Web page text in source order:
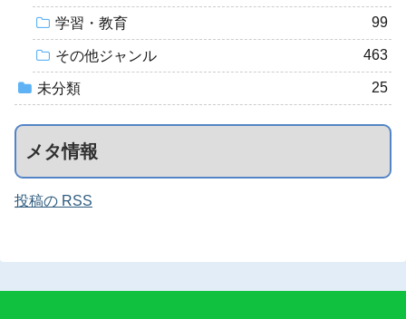
学習・教育 99
その他ジャンル 463
未分類 25
メタ情報
投稿の RSS